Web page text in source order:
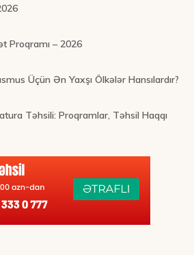
Proqramı – 2026
Üçün Ən Yaxşı Ölkələr Hansılardır?
Təhsili: Proqramlar, Təhsil Haqqı